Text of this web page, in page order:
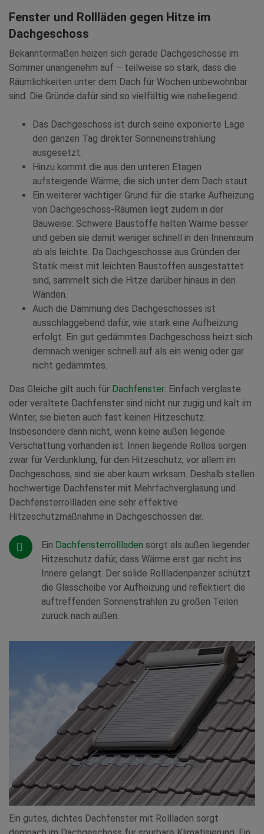
Fenster und Rollläden gegen Hitze im
Dachgeschoss
Bekanntermaßen heizen sich gerade Dachgeschosse im
Sommer unangenehm auf – teilweise so stark, dass die
Räumlichkeiten unter dem Dach für Wochen unbewohnbar
sind. Die Gründe dafür sind so vielfältig wie naheliegend:
Das Dachgeschoss ist durch seine exponierte Lage
den ganzen Tag direkter Sonneneinstrahlung
ausgesetzt.
Hinzu kommt die aus den unteren Etagen
aufsteigende Wärme, die sich unter dem Dach staut
Ein weiterer wichtiger Grund für die starke Aufheizung
von Dachgeschoss-Räumen liegt zudem in der
Bauweise: Schwere Baustoffe halten Wärme besser
und geben sie damit weniger schnell in den Innenraum
ab als leichte. Da Dachgeschosse aus Gründen der
Statik meist mit leichten Baustoffen ausgestattet
sind, sammelt sich die Hitze darüber hinaus in den
Wänden.
Auch die Dämmung des Dachgeschosses ist
ausschlaggebend dafür, wie stark eine Aufheizung
erfolgt. Ein gut gedämmtes Dachgeschoss heizt sich
demnach weniger schnell auf als ein wenig oder gar
nicht gedämmtes.
Das Gleiche gilt auch für Dachfenster: Einfach verglaste
oder veraltete Dachfenster sind nicht nur zugig und kalt im
Winter, sie bieten auch fast keinen Hitzeschutz.
Insbesondere dann nicht, wenn keine außen liegende
Verschattung vorhanden ist. Innen liegende Rollos sorgen
zwar für Verdunklung, für den Hitzeschutz, vor allem im
Dachgeschoss, sind sie aber kaum wirksam. Deshalb stellen
hochwertige Dachfenster mit Mehrfachverglasung und
Dachfensterrollladen eine sehr effektive
Hitzeschutzmaßnahme in Dachgeschossen dar.
Ein Dachfensterrollladen sorgt als außen liegender
Hitzeschutz dafür, dass Wärme erst gar nicht ins
Innere gelangt. Der solide Rollladenpanzer schützt
die Glasscheibe vor Aufheizung und reflektiert die
auftreffenden Sonnenstrahlen zu großen Teilen
zurück nach außen.
Ein gutes, dichtes Dachfenster mit Rollladen sorgt